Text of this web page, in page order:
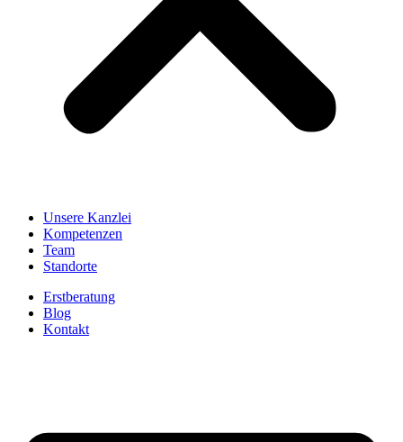
Unsere Kanzlei
Kompetenzen
Team
Standorte
Erstberatung
Blog
Kontakt